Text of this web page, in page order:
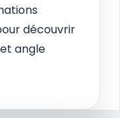
découvrir
angle